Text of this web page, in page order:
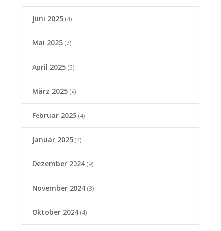
Juni 2025(4)
Mai 2025(7)
April 2025(5)
März 2025(4)
Februar 2025(4)
Januar 2025(4)
Dezember 2024(9)
November 2024(3)
Oktober 2024(4)